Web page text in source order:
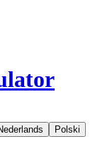
Polski